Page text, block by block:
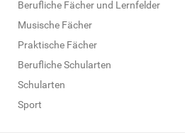
Berufliche Fächer und Lernfelder
Musische Fächer
Praktische Fächer
Berufliche Schularten
Schularten
Sport